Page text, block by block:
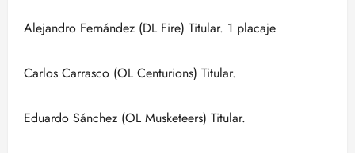
Alejandro Fernández (DL Fire) Titular. 1 placaje
Carlos Carrasco (OL Centurions) Titular.
Eduardo Sánchez (OL Musketeers) Titular.